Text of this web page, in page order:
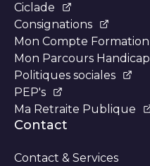
Ciclade
Consignations
Mon Compte Formation
Mon Parcours Handicap
Politiques sociales
PEP's
Ma Retraite Publique
Contact
Contact & Services